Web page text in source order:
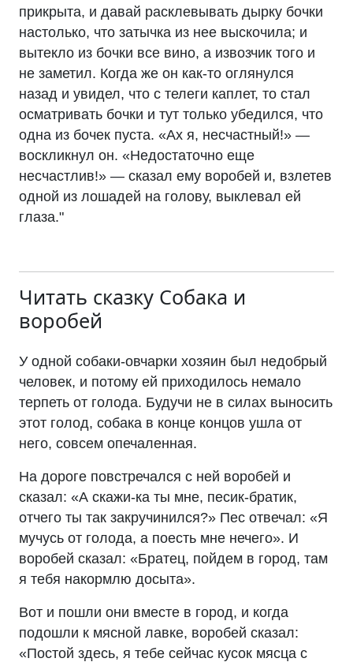
прикрыта, и давай расклевывать дырку бочки
настолько, что затычка из нее выскочила; и
вытекло из бочки все вино, а извозчик того и
не заметил. Когда же он как-то оглянулся
назад и увидел, что с телеги каплет, то стал
осматривать бочки и тут только убедился, что
одна из бочек пуста. «Ах я, несчастный!» —
воскликнул он. «Недостаточно еще
несчастлив!» — сказал ему воробей и, взлетев
одной из лошадей на голову, выклевал ей
глаза."
Читать сказку Собака и
воробей
У одной собаки-овчарки хозяин был недобрый
человек, и потому ей приходилось немало
терпеть от голода. Будучи не в силах выносить
этот голод, собака в конце концов ушла от
него, совсем опечаленная.
На дороге повстречался с ней воробей и
сказал: «А скажи-ка ты мне, песик-братик,
отчего ты так закручинился?» Пес отвечал: «Я
мучусь от голода, а поесть мне нечего». И
воробей сказал: «Братец, пойдем в город, там
я тебя накормлю досыта».
Вот и пошли они вместе в город, и когда
подошли к мясной лавке, воробей сказал:
«Постой здесь, я тебе сейчас кусок мясца с